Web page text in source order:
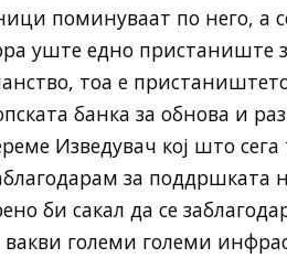
поминуваат по него, а
уште едно пристаниште
тоа е
банка за обнова и
Изведувач кој што
за поддршката
би сакал да се
големи големи